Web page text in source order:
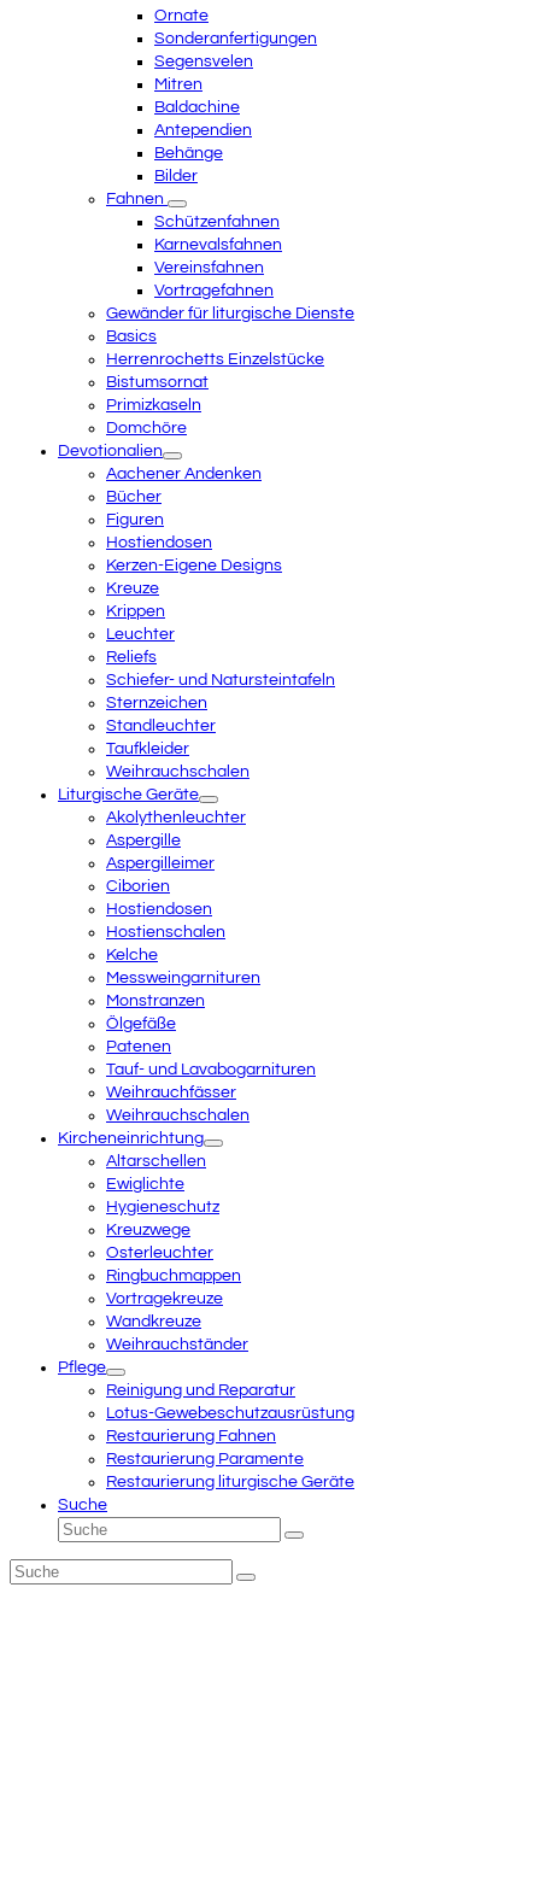
Ornate
Sonderanfertigungen
Segensvelen
Mitren
Baldachine
Antependien
Behänge
Bilder
Fahnen
Schützenfahnen
Karnevalsfahnen
Vereinsfahnen
Vortragefahnen
Gewänder für liturgische Dienste
Basics
Herrenrochetts Einzelstücke
Bistumsornat
Primizkaseln
Domchöre
Devotionalien
Aachener Andenken
Bücher
Figuren
Hostiendosen
Kerzen-Eigene Designs
Kreuze
Krippen
Leuchter
Reliefs
Schiefer- und Natursteintafeln
Sternzeichen
Standleuchter
Taufkleider
Weihrauchschalen
Liturgische Geräte
Akolythenleuchter
Aspergille
Aspergilleimer
Ciborien
Hostiendosen
Hostienschalen
Kelche
Messweingarnituren
Monstranzen
Ölgefäße
Patenen
Tauf- und Lavabogarnituren
Weihrauchfässer
Weihrauchschalen
Kircheneinrichtung
Altarschellen
Ewiglichte
Hygieneschutz
Kreuzwege
Osterleuchter
Ringbuchmappen
Vortragekreuze
Wandkreuze
Weihrauchständer
Pflege
Reinigung und Reparatur
Lotus-Gewebeschutzausrüstung
Restaurierung Fahnen
Restaurierung Paramente
Restaurierung liturgische Geräte
Suche
Suche
Senden
Suche
Senden